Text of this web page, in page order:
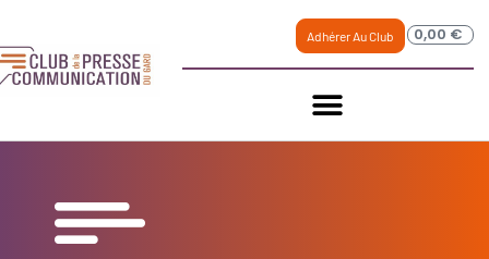
Adhérer Au Club 0,00 €